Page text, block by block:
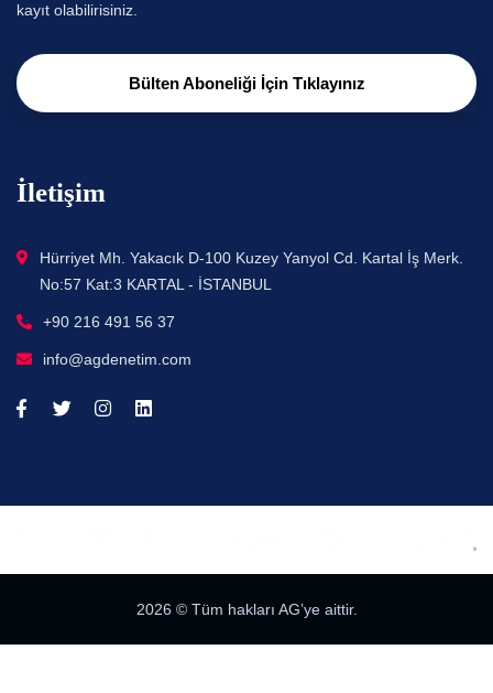
kayıt olabilirisiniz.
Bülten Aboneliği İçin Tıklayınız
İletişim
Hürriyet Mh. Yakacık D-100 Kuzey Yanyol Cd. Kartal İş Merk.
No:57 Kat:3 KARTAL - İSTANBUL
+90 216 491 56 37
info@agdenetim.com
2026 © Tüm hakları AG’ye aittir.